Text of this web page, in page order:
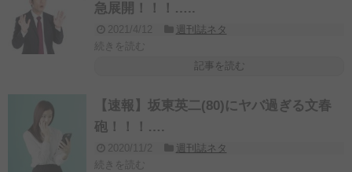
急展開！！！…..
2021/4/12
週刊誌ネタ
続きを読む
記事を読む
【速報】坂東英二(80)にヤバ過ぎる文春
砲！！！….
2020/11/2
週刊誌ネタ
続きを読む